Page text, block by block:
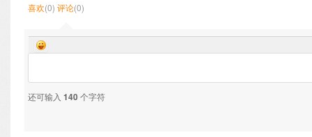
喜欢(0) 评论(0)
还可输入 140个字符